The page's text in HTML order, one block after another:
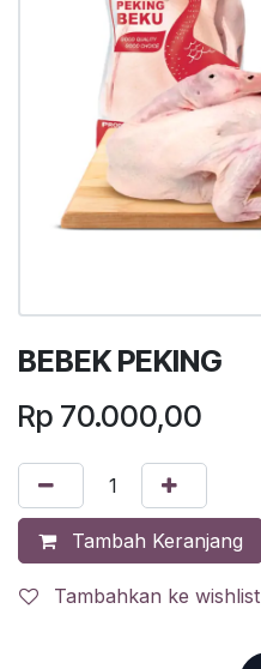
BEBEK PEKING
Rp 70.000,00
Tambah Keranjang
Tambahkan ke wishlist